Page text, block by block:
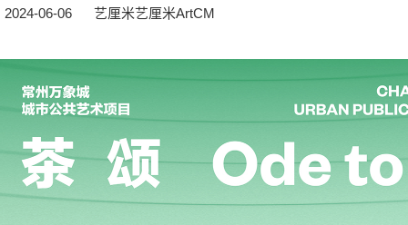
2024-06-06 艺厘米艺厘米ArtCM